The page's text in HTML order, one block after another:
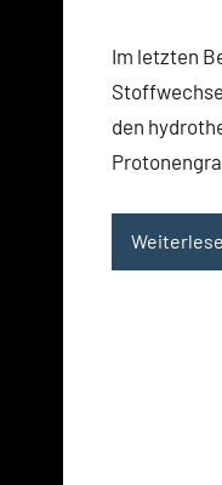
Im letzten
den